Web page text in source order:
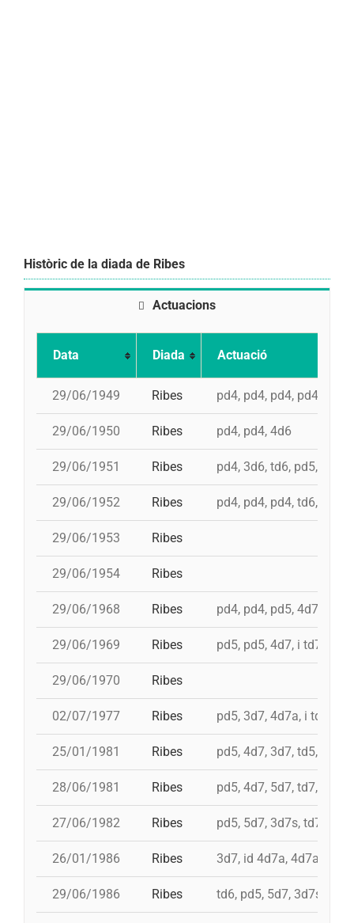
Històric de la diada de Ribes
Actuacions
Data Diada Actuació
29/06/1949 Ribes pd4, pd4, pd4, pd4, 4d6,
29/06/1950 Ribes pd4, pd4, 4d6
29/06/1951 Ribes pd4, 3d6, td6, pd5, 4d6
29/06/1952 Ribes pd4, pd4, pd4, td6, pd5,
29/06/1953 Ribes
29/06/1954 Ribes
29/06/1968 Ribes pd4, pd4, pd5, 4d7, i 3d7
29/06/1969 Ribes pd5, pd5, 4d7, i td7
29/06/1970 Ribes
02/07/1977 Ribes pd5, 3d7, 4d7a, i td7
25/01/1981 Ribes pd5, 4d7, 3d7, td5, 5d6,
28/06/1981 Ribes pd5, 4d7, 5d7, td7, id
27/06/1982 Ribes pd5, 5d7, 3d7s, td7
26/01/1986 Ribes 3d7, id 4d7a, 4d7a, 5d7,
29/06/1986 Ribes td6, pd5, 5d7, 3d7s, td7,